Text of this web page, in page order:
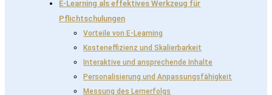
E-Learning als effektives Werkzeug für
Pflichtschulungen
Vorteile von E-Learning
Kosteneffizienz und Skalierbarkeit
Interaktive und ansprechende Inhalte
Personalisierung und Anpassungsfähigkeit
Messung des Lernerfolgs